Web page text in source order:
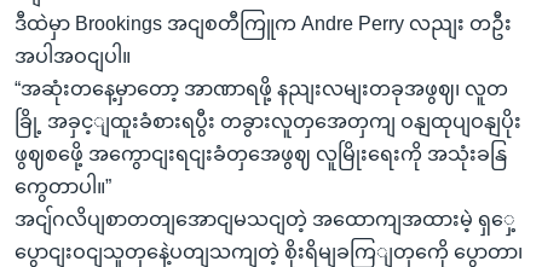
ဒီထဲမှာ Brookings အငျစတီကြူက Andre Perry လညျး တဦး
အပါအဝငျပါ။
“အဆုံးတနေ့မှာတော့ အာဏာရဖို့ နညျးလမျးတခုအဖွဈ၊ လူတ
ခြို့ အခှင့ျထူးခံစားရပွီး တခွားလူတှအေတှကျ ဝနျထုပျဝနျပိုး
ဖွဈစဖေို့ အကွောငျးရငျးခံတှအေဖွဈ လူမြိုးရေးကို အသုံးခနြ
ကွေတာပါ။”
အငျ်ဂလိပျစာတတျအောငျမသငျတဲ့ အထောကျအထားမဲ့ ရှှေ့
ပွောငျးဝငျသူတှနေဲ့ပတျသကျတဲ့ စိုးရိမျခကြျတှကေို ပွောတာ၊